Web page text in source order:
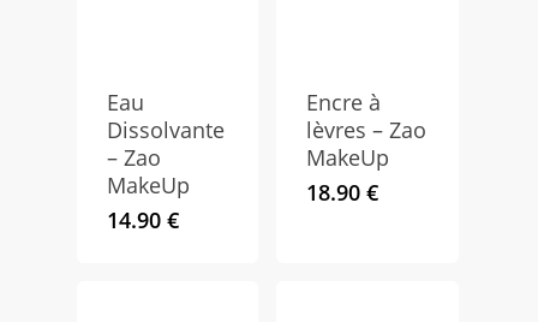
Eau
Dissolvante
– Zao
MakeUp
14.90 €
Encre à
lèvres – Zao
MakeUp
18.90€